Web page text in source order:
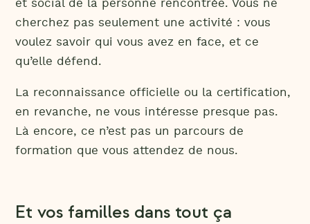
et social de la personne rencontrée. Vous ne
cherchez pas seulement une activité : vous
voulez savoir qui vous avez en face, et ce
qu’elle défend.
La reconnaissance officielle ou la certification,
en revanche, ne vous intéresse presque pas.
Là encore, ce n’est pas un parcours de
formation que vous attendez de nous.
Et vos familles dans tout ça